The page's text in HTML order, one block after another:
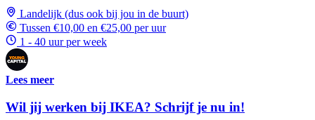
Landelijk (dus ook bij jou in de buurt)
Tussen €10,00 en €25,00 per uur
1 - 40 uur per week
Lees meer
Wil jij werken bij IKEA? Schrijf je nu in!